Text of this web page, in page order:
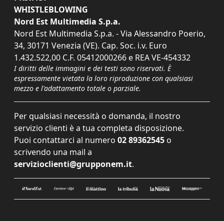
WHISTLEBLOWING
Nord Est Multimedia S.p.a.
Nord Est Multimedia S.p.a. - Via Alessandro Poerio,
34, 30171 Venezia (VE). Cap. Soc. i.v. Euro
1.432.522,00 C.F. 05412000266 e REA VE-454332
I diritti delle immagini e dei testi sono riservati. È
espressamente vietata la loro riproduzione con qualsiasi
mezzo e l'adattamento totale o parziale.
Per qualsiasi necessità o domanda, il nostro
servizio clienti è a tua completa disposizione.
Puoi contattarci al numero 02 89362545 o
scrivendo una mail a
servizioclienti@grupponem.it.